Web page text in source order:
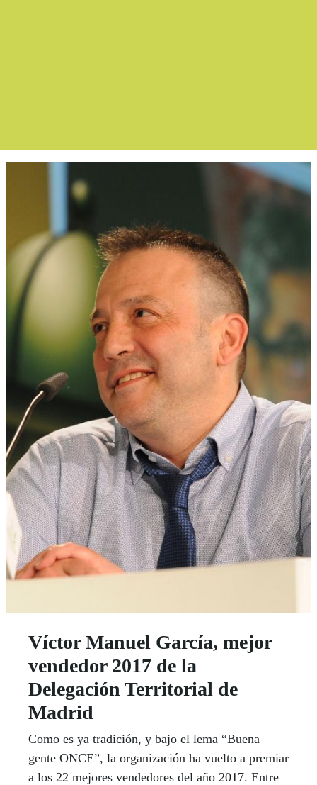
Boletín
Víctor Manuel García, mejor
vendedor 2017 de la
Delegación Territorial de
Madrid
Como es ya tradición, y bajo el lema “Buena
gente ONCE”, la organización ha vuelto a premiar
a los 22 mejores vendedores del año 2017. Entre